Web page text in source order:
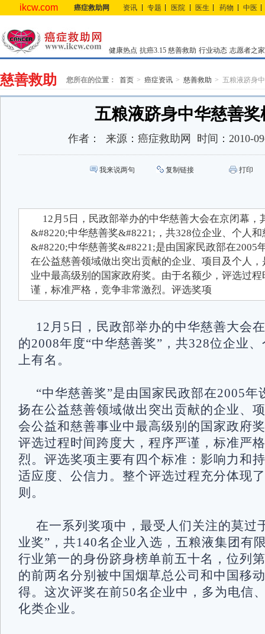
ikcw.com 癌症救助网 资讯 专题 医院 医生 药物 中医
健康热点 抗癌3.15 慈善救助 行业动态 志愿者之家
慈善救助 您所在的位置： 首页 癌症资讯 慈善救助 五粮液跻身
五粮液跻身中华慈善奖
作者： 来源： 癌症救助网 时间： 2010-
我来说两句 复制链接 打印
12月5日，民政部举办的中华慈善大会在京闭幕，
&#8220;中华慈善奖&#8221;，共328位企业、个人
&#8220;中华慈善奖&#8221;是由国家民政部在2005
在公益慈善领域做出突出贡献的企业、项目及个人
业中最高级别的国家政府奖。由于名额少，评选过
谨，标准严格，竞争非常激烈。评选奖项
12月5日，民政部举办的中华慈善大会
的2008年度“中华慈善奖”，共328位企业
上有名。
“中华慈善奖”是由国家民政部在2005年
扬在公益慈善领域做出突出贡献的企业、
会公益和慈善事业中最高级别的国家政府
评选过程时间跨度大，程序严谨，标准严
烈。评选奖项主要有四个标准：影响力和
适应度、公信力。整个评选过程充分体现
则。
在一系列奖项中，最受人们关注的莫过
业奖”，共140名企业入选，五粮液集团有
行业第一的身份跻身榜单前五十名，位列
的前两名分别被中国烟草总公司和中国移
得。这次评奖在前50名企业中，多为电信
化类企业。